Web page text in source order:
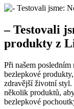
– Testovali
produkty z
Při našem
bezlepkové
zdravější‌ životní ​styl.
několik produktů,
bezlepkové​